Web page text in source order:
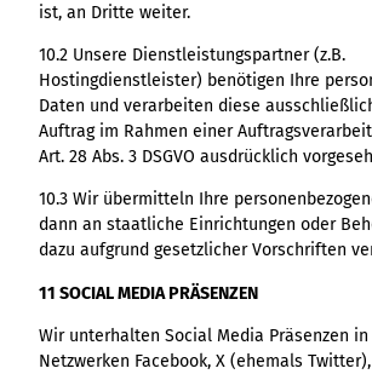
ist, an Dritte weiter.
10.2 Unsere Dienstleistungspartner (z.B.
Hostingdienstleister) benötigen Ihre
Daten und verarbeiten diese
Auftrag im Rahmen einer
Art. 28 Abs. 3 DSGVO ausdrücklich
10.3 Wir übermitteln Ihre
dann an staatliche Einrichtungen oder
dazu aufgrund gesetzlicher Vorschriften
11 SOCIAL MEDIA PRÄSENZEN
Wir unterhalten Social Media Präsenzen
Netzwerken Facebook, X (ehemals